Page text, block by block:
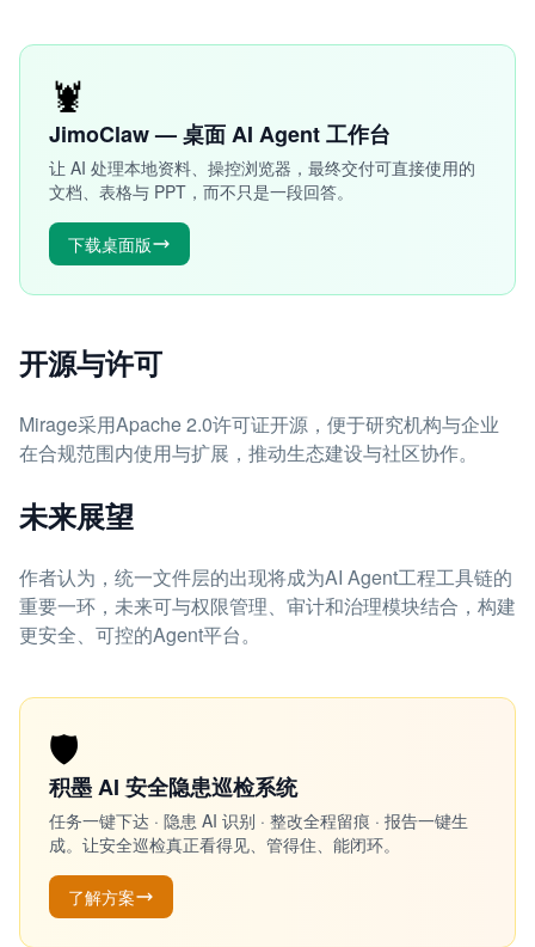
🦞
JimoClaw — 桌面 AI Agent 工作台
让 AI 处理本地资料、操控浏览器，最终交付可直接使用的
文档、表格与 PPT，而不只是一段回答。
下载桌面版
开源与许可
Mirage采用Apache 2.0许可证开源，便于研究机构与企业
在合规范围内使用与扩展，推动生态建设与社区协作。
未来展望
作者认为，统一文件层的出现将成为AI Agent工程工具链的
重要一环，未来可与权限管理、审计和治理模块结合，构建
更安全、可控的Agent平台。
🛡️
积墨 AI 安全隐患巡检系统
任务一键下达 · 隐患 AI 识别 · 整改全程留痕 · 报告一键生
成。让安全巡检真正看得见、管得住、能闭环。
了解方案